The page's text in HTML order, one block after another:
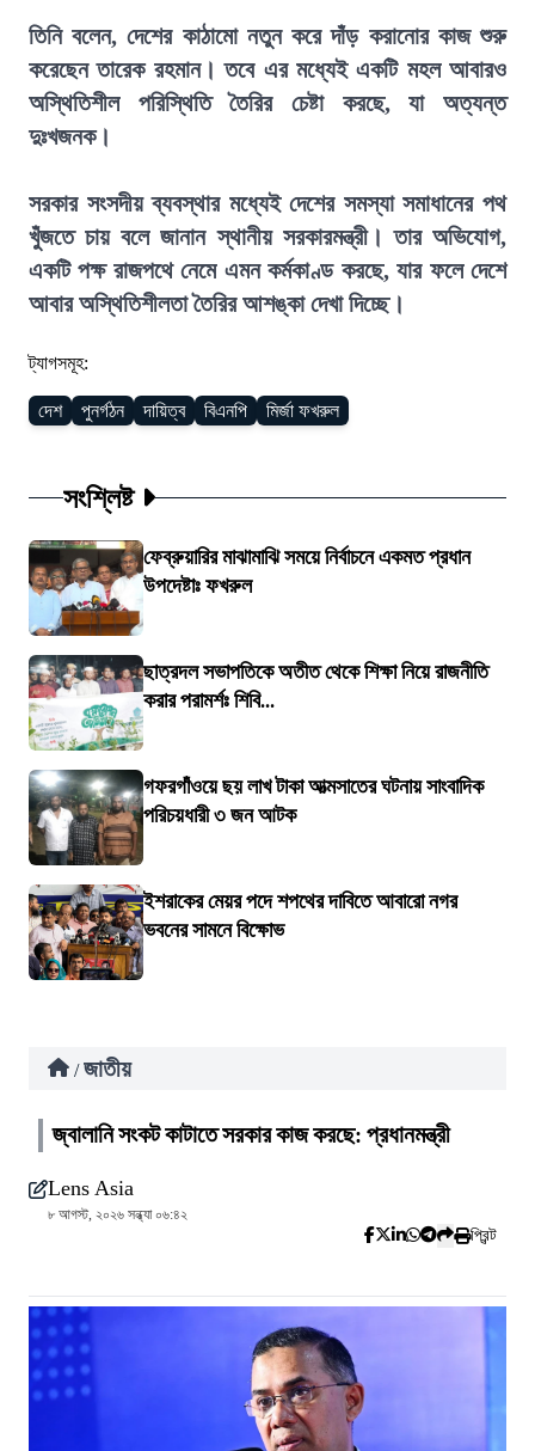
তিনি বলেন, দেশের কাঠামো নতুন করে দাঁড় করানোর কাজ শুরু
করেছেন তারেক রহমান। তবে এর মধ্যেই একটি মহল আবারও
অস্থিতিশীল পরিস্থিতি তৈরির চেষ্টা করছে, যা অত্যন্ত
দুঃখজনক।
সরকার সংসদীয় ব্যবস্থার মধ্যেই দেশের সমস্যা সমাধানের পথ
খুঁজতে চায় বলে জানান স্থানীয় সরকারমন্ত্রী। তার অভিযোগ,
একটি পক্ষ রাজপথে নেমে এমন কর্মকাণ্ড করছে, যার ফলে দেশে
আবার অস্থিতিশীলতা তৈরির আশঙ্কা দেখা দিচ্ছে।
ট্যাগসমূহ:
দেশ পুনর্গঠন দায়িত্ব বিএনপি মির্জা ফখরুল
সংশ্লিষ্ট
ফেব্রুয়ারির মাঝামাঝি সময়ে নির্বাচনে একমত প্রধান
উপদেষ্টাঃ ফখরুল
ছাত্রদল সভাপতিকে অতীত থেকে শিক্ষা নিয়ে রাজনীতি
করার পরামর্শঃ শিবি...
গফরগাঁওয়ে ছয় লাখ টাকা আত্মসাতের ঘটনায় সাংবাদিক
পরিচয়ধারী ৩ জন আটক
ইশরাকের মেয়র পদে শপথের দাবিতে আবারো নগর
ভবনের সামনে বিক্ষোভ
/ জাতীয়
জ্বালানি সংকট কাটাতে সরকার কাজ করছে: প্রধানমন্ত্রী
Lens Asia
৮ আগস্ট, ২০২৬ সন্ধ্যা ০৬:৪২
প্রিন্ট